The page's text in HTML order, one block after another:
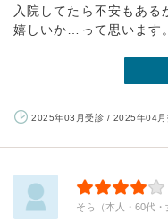
入院してたら不安もあ
嬉しいか…って思います
2025年03月受診 / 2025年04月
そら（本人・60代・